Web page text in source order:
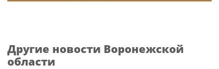
Другие новости Воронежской
области